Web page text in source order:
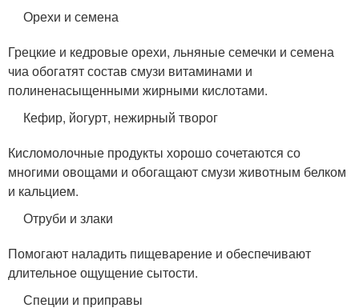
Орехи и семена
Грецкие и кедровые орехи, льняные семечки и семена
чиа обогатят состав смузи витаминами и
полиненасыщенными жирными кислотами.
Кефир, йогурт, нежирный творог
Кисломолочные продукты хорошо сочетаются со
многими овощами и обогащают смузи животным белком
и кальцием.
Отруби и злаки
Помогают наладить пищеварение и обеспечивают
длительное ощущение сытости.
Специи и приправы